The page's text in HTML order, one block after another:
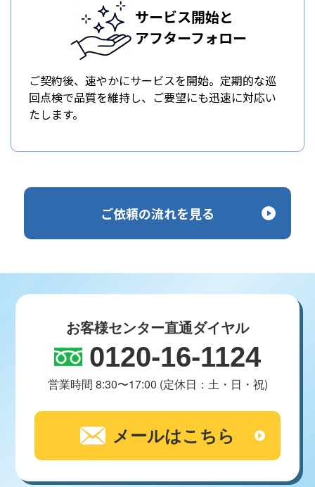
サービス開始と
アフターフォロー
ご契約後、速やかにサービスを開始。定期的な巡
回点検で品質を維持し、ご要望にも迅速に対応い
たします。
ご依頼の流れを見る
お客様センター直通ダイヤル
0120-16-1124
営業時間 8:30〜17:00 (定休日：土・日・祝)
メールはこちら